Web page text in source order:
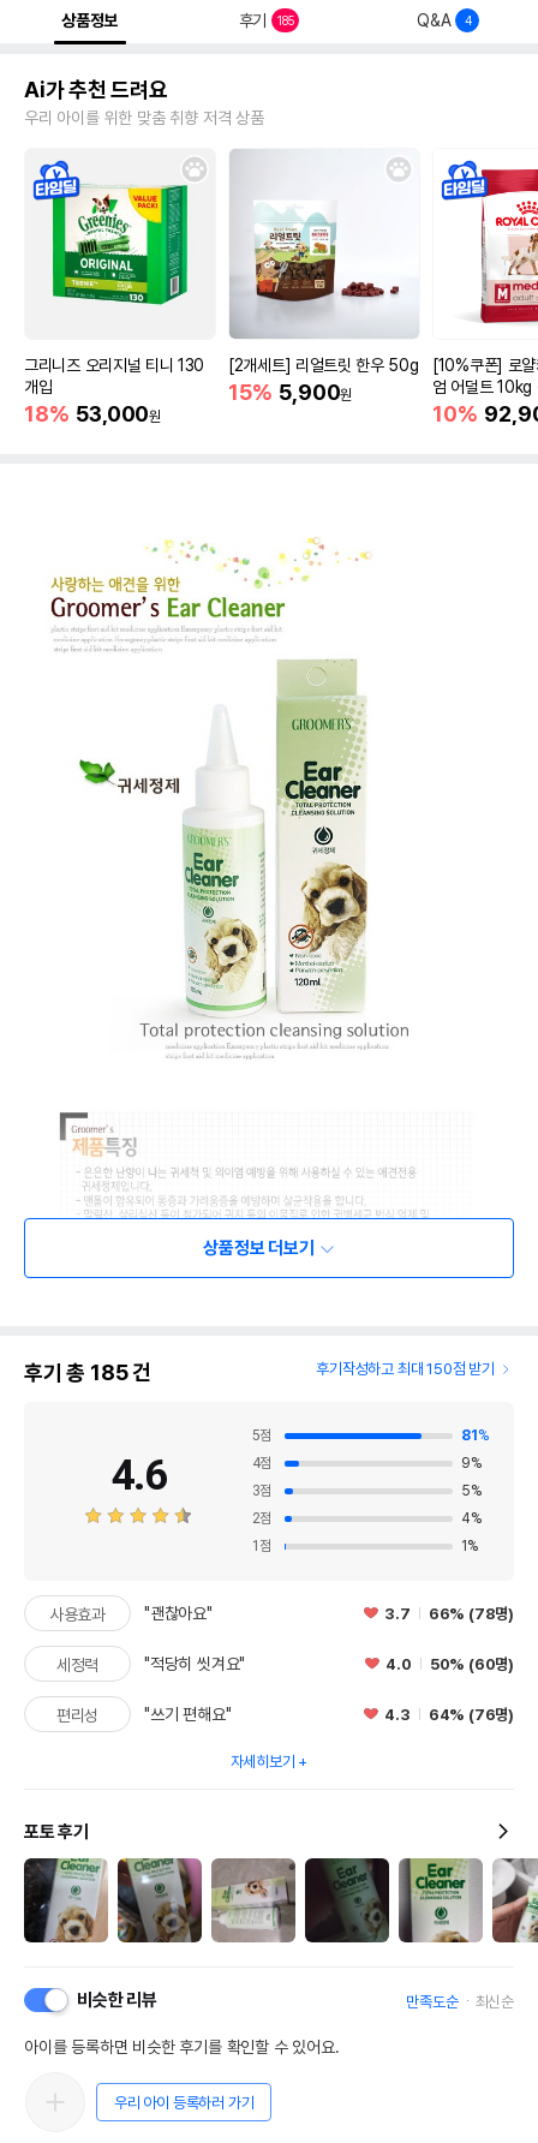
상품정보 후기 185 Q&A 4
Ai가 추천 드려요
우리 아이를 위한 맞춤 취향 저격 상품
그리니즈 오리지널 티니 130
개입
18% 53,000원
[2개세트] 리얼트릿 한우 50g
15% 5,900원
[10%쿠폰] 로
엄 어덜트 10kg
증진
10%
수분제외함량
조단백질 0%
조지방 0%
상품정보 더보기
후기 총 185건 후기작성하고 최대 150점 받기
4.6
5점 81 %
4점 9%
3점 5%
2점 4%
1 점 1 %
사용효과 "괜찮아요" 3.7 66% (78명)
세정력 "적당히 씻겨요" 4.0 50% (60명)
편리성 "쓰기 편해요" 4.3 64% (76명)
자세히보기
포토 후기
비슷한 리뷰 만족도순 최신순
아이를 등록하면 비슷한 후기를 확인할 수 있어요.
우리 아이 등록하러 가기